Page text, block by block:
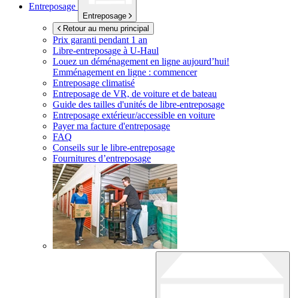
Entreposage
Entreposage
Retour au menu principal
Prix garanti pendant 1 an
Libre-entreposage à U-Haul
Louez un déménagement en ligne aujourd’hui!
Emménagement en ligne : commencer
Entreposage climatisé
Entreposage de VR, de voiture et de bateau
Guide des tailles d'unités de libre-entreposage
Entreposage extérieur/accessible en voiture
Payer ma facture d'entreposage
FAQ
Conseils sur le libre-entreposage
Fournitures d’entreposage